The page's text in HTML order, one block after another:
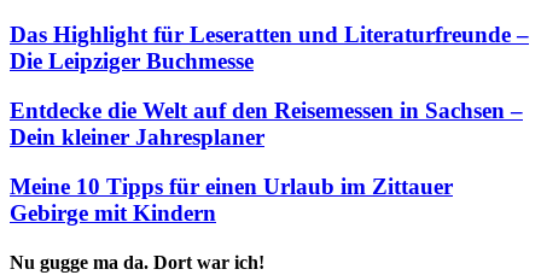
Das Highlight für Leseratten und Literaturfreunde –
Die Leipziger Buchmesse
Entdecke die Welt auf den Reisemessen in Sachsen –
Dein kleiner Jahresplaner
Meine 10 Tipps für einen Urlaub im Zittauer
Gebirge mit Kindern
Nu gugge ma da. Dort war ich!